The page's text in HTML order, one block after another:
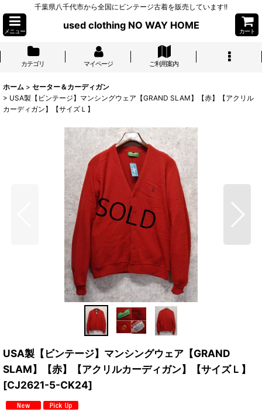
千葉県八千代市から全国にビンテージ古着を販売しています!!
メニュー
used clothing NO WAY HOME
カート
カテゴリ マイページ ご利用案内
ホーム > セーター＆カーディガン
> USA製【ビンテージ】マンシングウェア【GRAND SLAM】【赤】【アクリル
カーディガン】【サイズＬ】
USA製【ビンテージ】マンシングウェア【GRAND
SLAM】【赤】【アクリルカーディガン】【サイズＬ】
[CJ2621-5-CK24]